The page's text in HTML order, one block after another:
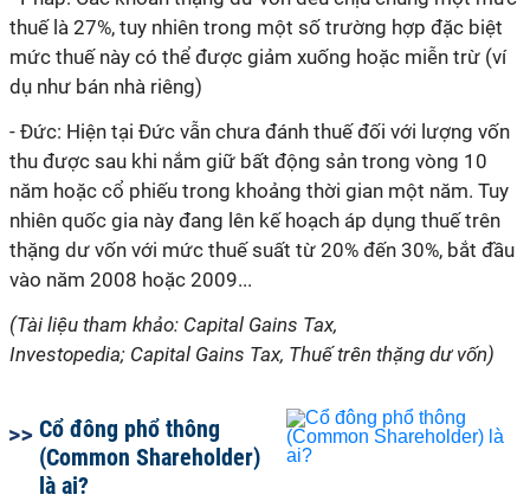
thuế là 27%, tuy nhiên trong một số trường hợp đặc biệt
mức thuế này có thể được giảm xuống hoặc miễn trừ (ví
dụ như bán nhà riêng)
- Đức: Hiện tại Đức vẫn chưa đánh thuế đối với lượng vốn
thu được sau khi nắm giữ bất động sản trong vòng 10
năm hoặc cổ phiếu trong khoảng thời gian một năm. Tuy
nhiên quốc gia này đang lên kế hoạch áp dụng thuế trên
thặng dư vốn với mức thuế suất từ 20% đến 30%, bắt đầu
vào năm 2008 hoặc 2009...
(Tài liệu tham khảo: Capital Gains Tax,
Investopedia; Capital Gains Tax, Thuế trên thặng dư vốn)
Cổ đông phổ thông
(Common Shareholder)
là ai?